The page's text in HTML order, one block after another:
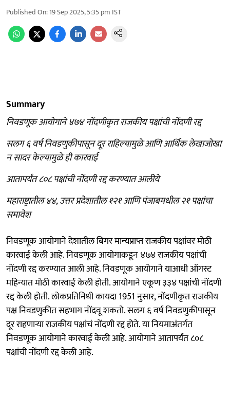
Published On:19 Sep 2025, 5:35 pm IST
Summary
निवडणूक आयोगाने ४७४ नोंदणीकृत राजकीय पक्षांची नोंदणी रद्द
सलग ६ वर्ष निवडणुकीपासून दूर राहिल्यामुळे आणि आर्थिक लेखाजोखा
न सादर केल्यामुळे ही कारवाई
आतापर्यंत ८०८ पक्षांची नोंदणी रद्द करण्यात आलीये
महाराष्ट्रातील ४४, उत्तर प्रदेशातील १२१ आणि पंजाबमधील २१ पक्षांचा
समावेश
निवडणूक आयोगाने देशातील बिगर मान्यप्राप्त राजकीय पक्षांवर मोठी
कारवाई केली आहे. निवडणूक आयोगाकडून ४७४ राजकीय पक्षांची
नोंदणी रद्द करण्यात आली आहे. निवडणूक आयोगाने याआधी ऑगस्ट
महिन्यात मोठी कारवाई केली होती. आयोगाने एकूण ३३४ पक्षांची नोंदणी
रद्द केली होती. लोकप्रतिनिधी कायदा 1951 नुसार, नोंदणीकृत राजकीय
पक्ष निवडणुकीत सहभाग नोंदवू शकतो. सलग ६ वर्ष निवडणुकीपासून
दूर राहणाऱ्या राजकीय पक्षांचं नोंदणी रद्द होते. या नियमाअंतर्गत
निवडणूक आयोगाने कारवाई केली आहे. आयोगाने आतापर्यंत ८०८
पक्षांची नोंदणी रद्द केली आहे.